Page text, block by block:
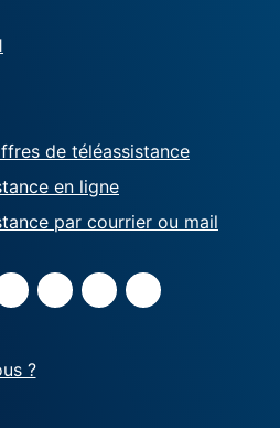
de téléassistance
en ligne
par courrier ou mail
?